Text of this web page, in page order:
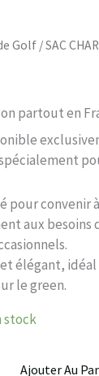
Golf / SAC
partout en
pour convenir
aux besoins
élégant,
le green.
stock
Ajouter Au